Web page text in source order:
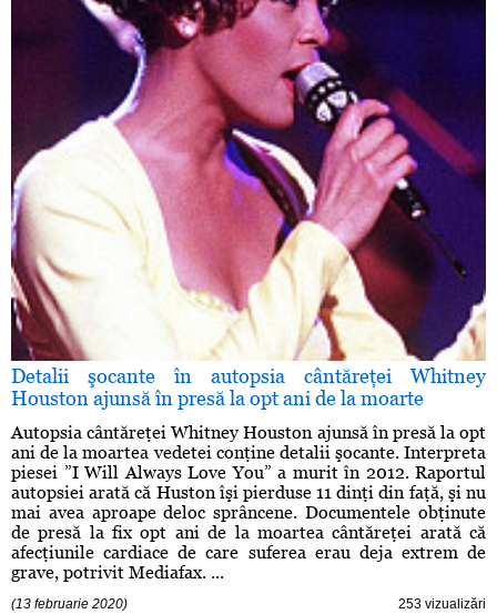
Detalii şocante în autopsia cântăreţei Whitney
Houston ajunsă în presă la opt ani de la moarte
Autopsia cântăreţei Whitney Houston ajunsă în presă la opt
ani de la moartea vedetei conţine detalii şocante. Interpreta
piesei ”I Will Always Love You” a murit în 2012. Raportul
autopsiei arată că Huston îşi pierduse 11 dinţi din faţă, şi nu
mai avea aproape deloc sprâncene. Documentele obţinute
de presă la fix opt ani de la moartea cântăreţei arată că
afecţiunile cardiace de care suferea erau deja extrem de
grave, potrivit Mediafax. ...
(13 februarie 2020) 253 vizualizări